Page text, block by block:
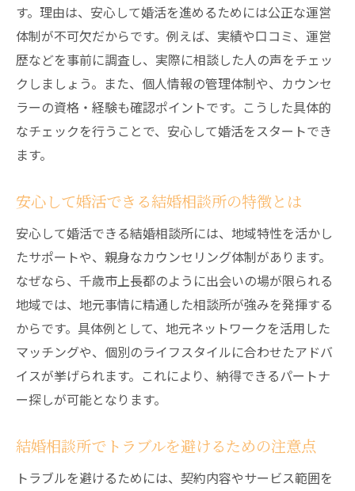
す。理由は、安心して婚活を進めるためには公正な運営
体制が不可欠だからです。例えば、実績や口コミ、運営
歴などを事前に調査し、実際に相談した人の声をチェッ
クしましょう。また、個人情報の管理体制や、カウンセ
ラーの資格・経験も確認ポイントです。こうした具体的
なチェックを行うことで、安心して婚活をスタートでき
ます。
安心して婚活できる結婚相談所の特徴とは
安心して婚活できる結婚相談所には、地域特性を活かし
たサポートや、親身なカウンセリング体制があります。
なぜなら、千歳市上長都のように出会いの場が限られる
地域では、地元事情に精通した相談所が強みを発揮する
からです。具体例として、地元ネットワークを活用した
マッチングや、個別のライフスタイルに合わせたアドバ
イスが挙げられます。これにより、納得できるパートナ
ー探しが可能となります。
結婚相談所でトラブルを避けるための注意点
トラブルを避けるためには、契約内容やサービス範囲を